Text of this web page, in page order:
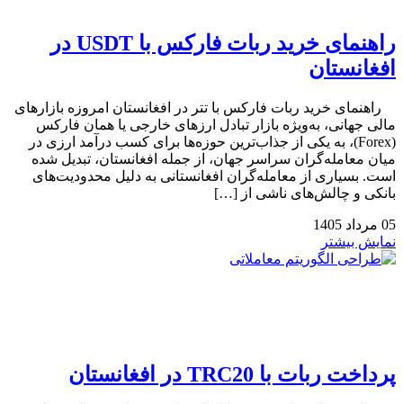
راهنمای خرید ربات فارکس با USDT در
افغانستان
راهنمای خرید ربات فارکس با تتر در افغانستان امروزه بازارهای
مالی جهانی، به‌ویژه بازار تبادل ارزهای خارجی یا همان فارکس
(Forex)، به یکی از جذاب‌ترین حوزه‌ها برای کسب درآمد ارزی در
میان معامله‌گران سراسر جهان، از جمله افغانستان، تبدیل شده
است. بسیاری از معامله‌گران افغانستانی به دلیل محدودیت‌های
بانکی و چالش‌های ناشی از […]
05 مرداد 1405
نمایش بیشتر
پرداخت ربات با TRC20 در افغانستان